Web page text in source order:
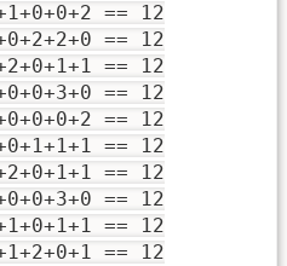
== 12
== 12
== 12
== 12
== 12
== 12
== 12
== 12
== 12
== 12